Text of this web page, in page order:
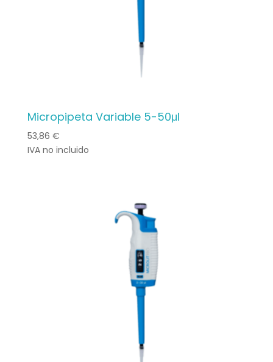
Micropipeta Variable 5-50μl
53,86 €
IVA no incluido